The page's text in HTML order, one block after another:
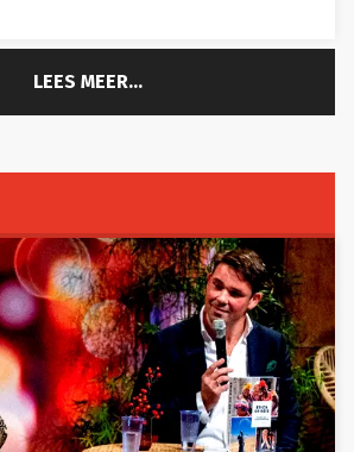
LEES MEER...